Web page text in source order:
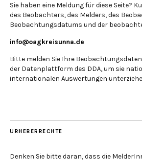
Sie haben eine Meldung für diese Seite?
des Beobachters, des Melders, des
Beobachtungsdatums und der
info@oagkreisunna.de
Bitte melden Sie Ihre
der Datenplattform des DDA, um sie
internationalen Auswertungen
URHEBERRECHTE
Denken Sie bitte daran, dass die